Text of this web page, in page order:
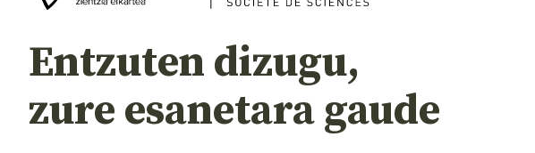
Entzuten dizugu,
zure esanetara gaude